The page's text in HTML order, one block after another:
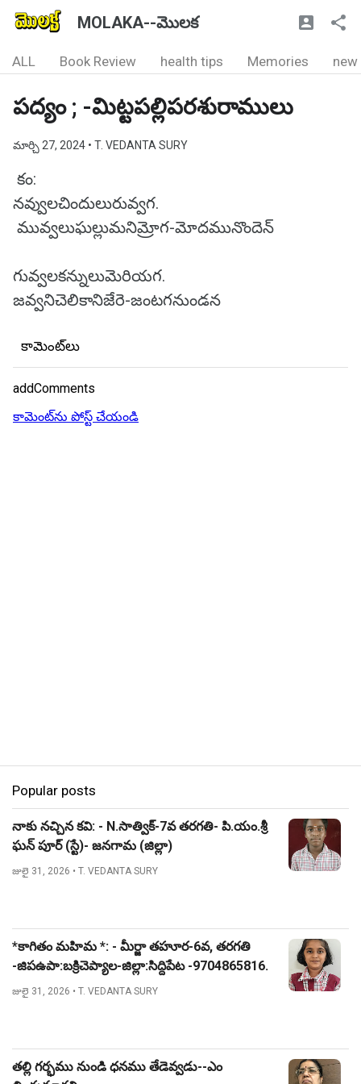
MOLAKA--మొలక
ALL Book Review health tips Memories new
పద్యం ; -మిట్టపల్లిపరశురాములు
మార్చి 27, 2024 • T. VEDANTA SURY
కం:
నవ్వులచిందులురువ్వగ.
మువ్వలుఘల్లుమనిమ్రోగ-మోదమునొందెన్
గువ్వలకన్నులుమెరియగ.
జవ్వనిచెలికానిజేరె-జంటగనుండన
కామెంట్‌లు
addComments
కామెంట్‌ను పోస్ట్ చేయండి
Popular posts
నాకు నచ్చిన కవి: - N.సాత్విక్-7వ తరగతి- పి.యం.శ్రీ
ఘన్ పూర్ (స్టే)- జనగామ (జిల్లా)
జులై 31, 2026 • T. VEDANTA SURY
*కాగితం మహిమ *: - మీర్జా తహూర-6వ, తరగతి
-జిపఉపా:బక్రిచెప్యాల-జిల్లా:సిద్దిపేట -9704865816.
జులై 31, 2026 • T. VEDANTA SURY
తల్లి గర్భము నుండి ధనము తేడెవ్వడు--ఎం